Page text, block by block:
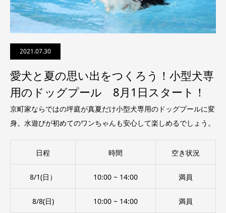
2021.07.30
愛犬と夏の思い出をつくろう！小型犬専
用のドッグプール 8月1日スタート！
京町家ならではの坪庭が真夏だけ小型犬専用のドッグプールに変
身。水遊びが初めてのワンちゃんも安心して楽しめるでしょう。
日程 時間 空き状況
8/1(日） 10:00 ~ 14:00 満員
8/8(日) 10:00 ~ 14:00 満員